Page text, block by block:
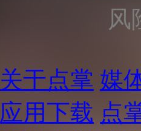
风
关于点掌 媒
应用下载 点